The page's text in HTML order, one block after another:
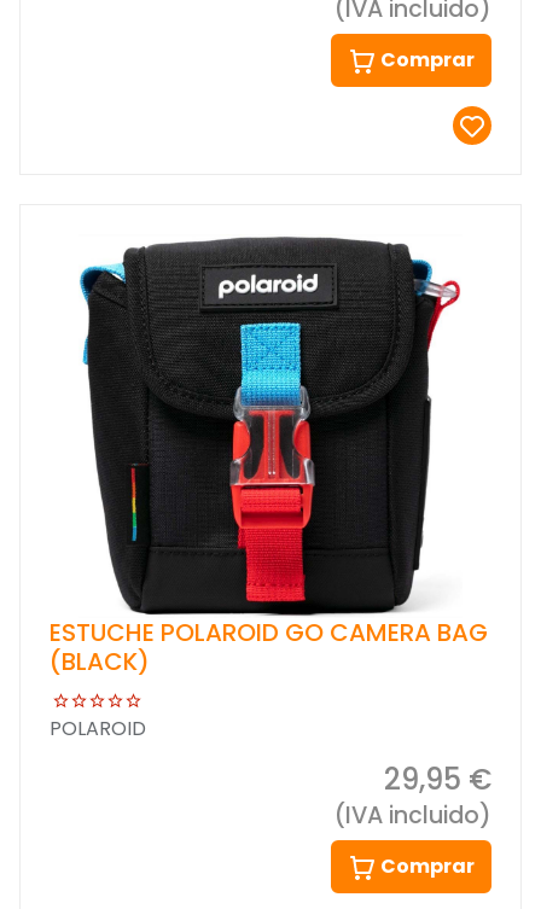
(IVA incluido)
Comprar
ESTUCHE POLAROID GO CAMERA BAG
(BLACK)
POLAROID
29,95 €
(IVA incluido)
Comprar